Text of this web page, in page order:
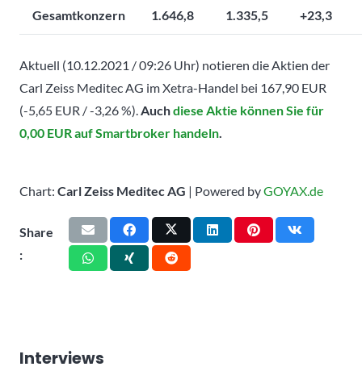
Gesamtkonzern 1.646,8 1.335,5 +23,3
Aktuell (10.12.2021 / 09:26 Uhr) notieren die Aktien der
Carl Zeiss Meditec AG im Xetra-Handel bei 167,90 EUR
(-5,65 EUR / -3,26 %).Auchdiese Aktie können Sie für
0,00 EUR auf Smartbroker handeln.
Chart: Carl Zeiss Meditec AG | Powered byGOYAX.de
Share
:
Interviews